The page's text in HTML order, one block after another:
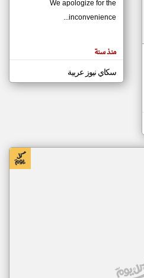
مصادر الأخبار من موريتانيا
اخبار موريتانيا على مدار الساعة
أهم اخبار موريتانيا العاجلة والمباشرة
We apologize for the
inconvenience...
منذ سنة
سكاي نيوز عربية
klyoum.com